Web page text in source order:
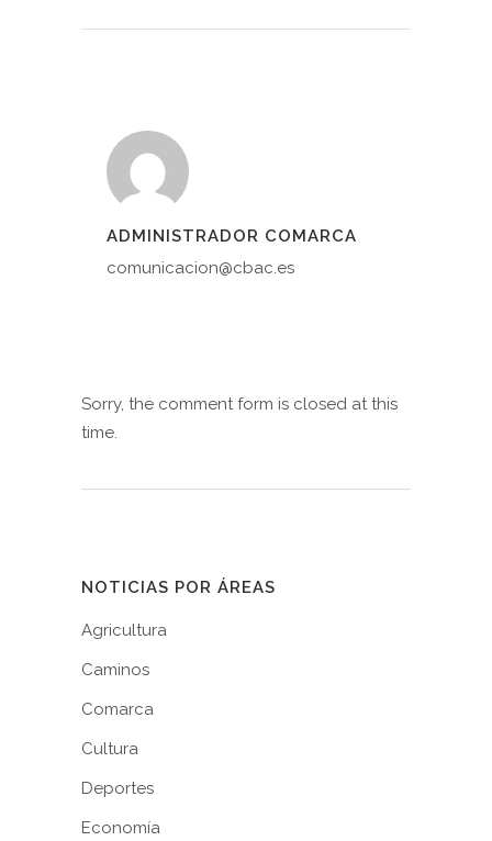
ADMINISTRADOR COMARCA
comunicacion@cbac.es
Sorry, the comment form is closed at this
time.
NOTICIAS POR ÁREAS
Agricultura
Caminos
Comarca
Cultura
Deportes
Economía